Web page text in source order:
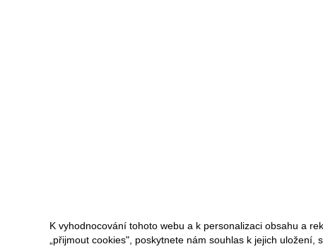
K vyhodnocování tohoto webu a k personalizaci obsahu a
„přijmout cookies", poskytnete nám souhlas k jejich uložení,